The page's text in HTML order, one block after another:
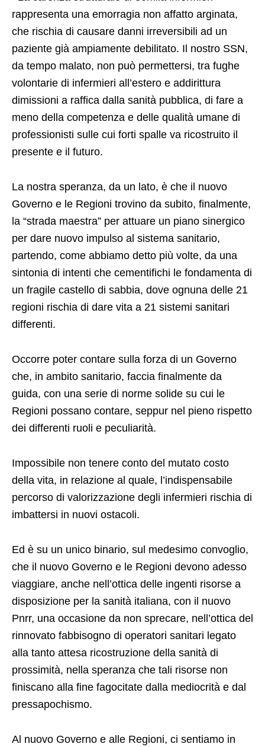
rappresenta una emorragia non affatto arginata,
che rischia di causare danni irreversibili ad un
paziente già ampiamente debilitato. Il nostro SSN,
da tempo malato, non può permettersi, tra fughe
volontarie di infermieri all’estero e addirittura
dimissioni a raffica dalla sanità pubblica, di fare a
meno della competenza e delle qualità umane di
professionisti sulle cui forti spalle va ricostruito il
presente e il futuro.
La nostra speranza, da un lato, è che il nuovo
Governo e le Regioni trovino da subito, finalmente,
la “strada maestra” per attuare un piano sinergico
per dare nuovo impulso al sistema sanitario,
partendo, come abbiamo detto più volte, da una
sintonia di intenti che cementifichi le fondamenta di
un fragile castello di sabbia, dove ognuna delle 21
regioni rischia di dare vita a 21 sistemi sanitari
differenti.
Occorre poter contare sulla forza di un Governo
che, in ambito sanitario, faccia finalmente da
guida, con una serie di norme solide su cui le
Regioni possano contare, seppur nel pieno rispetto
dei differenti ruoli e peculiarità.
Impossibile non tenere conto del mutato costo
della vita, in relazione al quale, l’indispensabile
percorso di valorizzazione degli infermieri rischia di
imbattersi in nuovi ostacoli.
Ed è su un unico binario, sul medesimo convoglio,
che il nuovo Governo e le Regioni devono adesso
viaggiare, anche nell’ottica delle ingenti risorse a
disposizione per la sanità italiana, con il nuovo
Pnrr, una occasione da non sprecare, nell’ottica del
rinnovato fabbisogno di operatori sanitari legato
alla tanto attesa ricostruzione della sanità di
prossimità, nella speranza che tali risorse non
finiscano alla fine fagocitate dalla mediocrità e dal
pressapochismo.
Al nuovo Governo e alle Regioni, ci sentiamo in